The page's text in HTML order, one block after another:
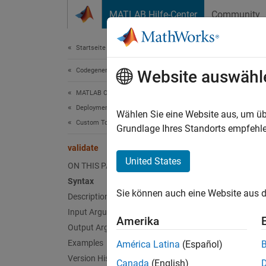
MATLAB Hilfe-Center Community
Startseite der Dokumentation
Codegenerierung
MATLAB Coder
Deployment
Custom Toolchain Registration
validate
ON THIS PAGE
Syntax
Description
Input Arguments
Output Arguments
Examples
Version History
Class:
Website
Wählen Sie eine Website aus, um
Grundlage Ihres Standorts
United States
Sie können auch eine Website aus
Amerika
América Latina (Español)
Canada (English)